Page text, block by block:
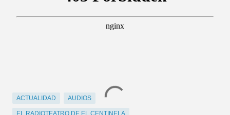
ACTUALIDAD AUDIOS
EL RADIOTEATRO DE EL CENTINELA